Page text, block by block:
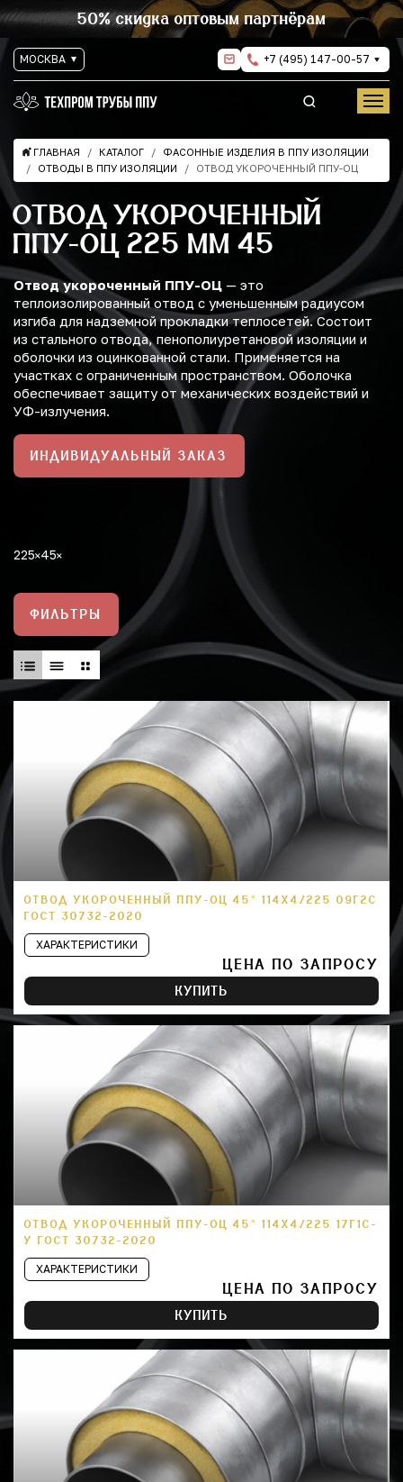
50% скидка оптовым партнёрам
МОСКВА +7 (495) 147-00-57
ГЛАВНАЯ КАТАЛОГ
ФАСОННЫЕ ИЗДЕЛИЯ В ППУ ИЗОЛЯЦИИ
ОТВОДЫ В ППУ ИЗОЛЯЦИИ
ОТВОД УКОРОЧЕННЫЙ ППУ-ОЦ
ОТВОД УКОРОЧЕННЫЙ
ППУ-ОЦ 225 ММ 45
Отвод укороченный ППУ-ОЦ — это
теплоизолированный отвод с уменьшенным радиусом
изгиба для надземной прокладки теплосетей. Состоит
из стального отвода, пенополиуретановой изоляции и
оболочки из оцинкованной стали. Применяется на
участках с ограниченным пространством. Оболочка
обеспечивает защиту от механических воздействий и
УФ-излучения.
ИНДИВИДУАЛЬНЫЙ ЗАКАЗ
225 45
ФИЛЬТРЫ
ОТВОД УКОРОЧЕННЫЙ ППУ-ОЦ 45° 114Х4/225 09Г2С
ГОСТ 30732-2020
ХАРАКТЕРИСТИКИ
ЦЕНА ПО ЗАПРОСУ
КУПИТЬ
ОТВОД УКОРОЧЕННЫЙ ППУ-ОЦ 45° 114Х4/225 17Г1С-
У ГОСТ 30732-2020
ХАРАКТЕРИСТИКИ
ЦЕНА ПО ЗАПРОСУ
КУПИТЬ